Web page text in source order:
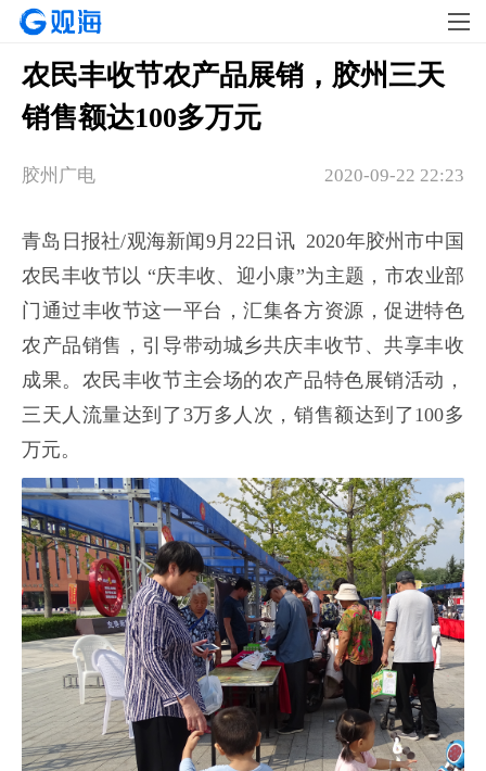
农民丰收节农产品展销，胶州三天
销售额达100多万元
2020-09-22 22:23
胶州广电
青岛日报社/观海新闻9月22日讯 2020年胶州市中国
农民丰收节以 “庆丰收、迎小康”为主题，市农业部
门通过丰收节这一平台，汇集各方资源，促进特色
农产品销售，引导带动城乡共庆丰收节、共享丰收
成果。农民丰收节主会场的农产品特色展销活动，
三天人流量达到了3万多人次，销售额达到了100多
万元。